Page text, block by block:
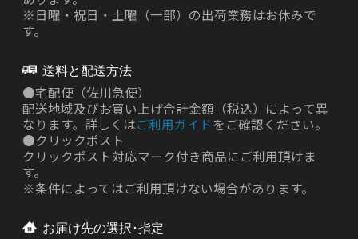
※日曜・祝日・土曜（一部）の出荷業務はお休みで
す。
送料と配送方法
●宅配便（佐川急便）
配送地域及びお買い上げ合計金額（税込）によって異
なります。詳しくはご利用ガイド をご確認ください。
●クリックポスト
クリックポスト対応マーク付き商品にご利用頂けま
す。
※条件によってはご利用頂けない場合があります。
お届け先の選択･指定